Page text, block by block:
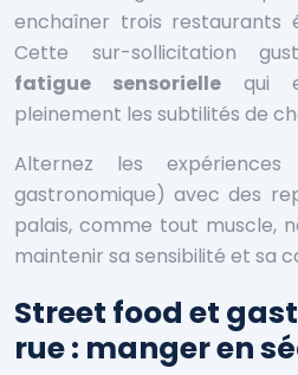
enchaîner trois restaurants
Cette sur-sollicitation
fatigue sensorielle qui
pleinement les subtilités de
Alternez les expériences
gastronomique) avec des
palais, comme tout muscle,
maintenir sa sensibilité et sa
Street food et
rue : manger en